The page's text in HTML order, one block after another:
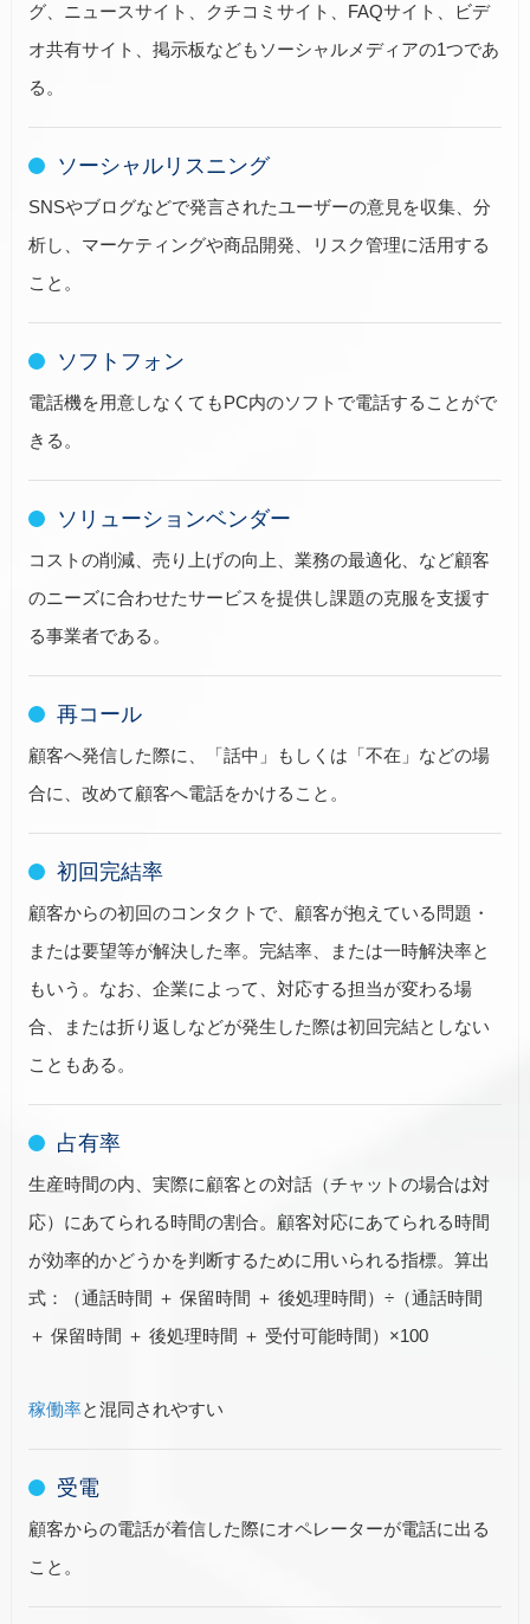
グ、ニュースサイト、クチコミサイト、FAQサイト、ビデ
オ共有サイト、掲示板などもソーシャルメディアの1つであ
る。
ソーシャルリスニング
SNSやブログなどで発言されたユーザーの意見を収集、分
析し、マーケティングや商品開発、リスク管理に活用する
こと。
ソフトフォン
電話機を用意しなくてもPC内のソフトで電話することがで
きる。
ソリューションベンダー
コストの削減、売り上げの向上、業務の最適化、など顧客
のニーズに合わせたサービスを提供し課題の克服を支援す
る事業者である。
再コール
顧客へ発信した際に、「話中」もしくは「不在」などの場
合に、改めて顧客へ電話をかけること。
初回完結率
顧客からの初回のコンタクトで、顧客が抱えている問題・
または要望等が解決した率。完結率、または一時解決率と
もいう。なお、企業によって、対応する担当が変わる場
合、または折り返しなどが発生した際は初回完結としない
こともある。
占有率
生産時間の内、実際に顧客との対話（チャットの場合は対
応）にあてられる時間の割合。顧客対応にあてられる時間
が効率的かどうかを判断するために用いられる指標。算出
式：（通話時間 ＋ 保留時間 ＋ 後処理時間）÷（通話時間
＋ 保留時間 ＋ 後処理時間 ＋ 受付可能時間）×100
稼働率と混同されやすい
受電
顧客からの電話が着信した際にオペレーターが電話に出る
こと。